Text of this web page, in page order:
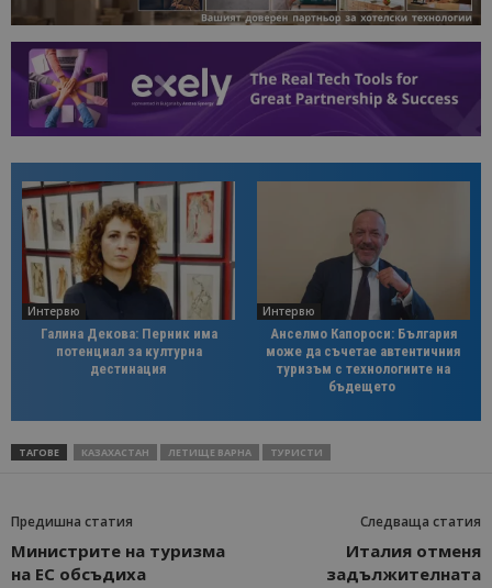
Интервю
Галина Декова: Перник има
потенциал за културна
дестинация
Интервю
Анселмо Капороси: България
може да съчетае автентичния
туризъм с технологиите на
бъдещето
ТАГОВЕ КАЗАХАСТАН ЛЕТИЩЕ ВАРНА ТУРИСТИ
Предишна статия
Министрите на туризма
на ЕС обсъдиха
Следваща статия
Италия отменя
задължителната